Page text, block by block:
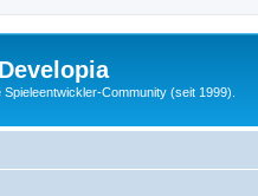
Community (seit 1999).